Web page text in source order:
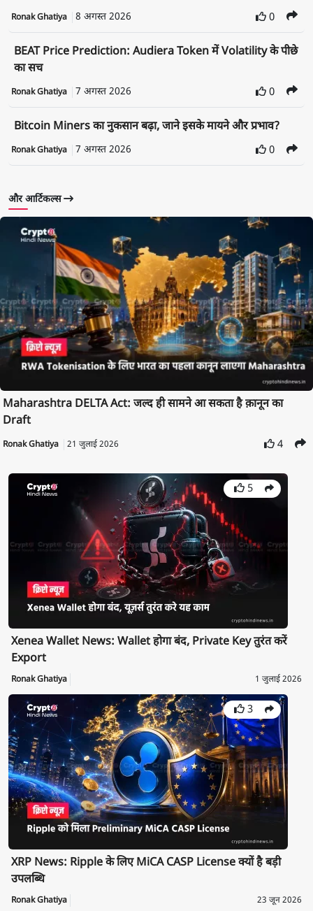
Ronak Ghatiya 8 अगस्त 2026 0
BEAT Price Prediction: Audiera Token में Volatility के पीछे
का सच
Ronak Ghatiya 7 अगस्त 2026 0
Bitcoin Miners का नुकसान बढ़ा, जाने इसके मायने और प्रभाव?
Ronak Ghatiya 7 अगस्त 2026 0
और आर्टिकल्स
Maharashtra DELTA Act: जल्द ही सामने आ सकता है क़ानून का
Draft
Ronak Ghatiya 21 जुलाई 2026 4
5
Xenea Wallet News: Wallet होगा बंद, Private Key तुरंत करें
Export
Ronak Ghatiya 1 जुलाई 2026
3
XRP News: Ripple के लिए MiCA CASP License क्यों है बड़ी
उपलब्धि
Ronak Ghatiya 23 जून 2026